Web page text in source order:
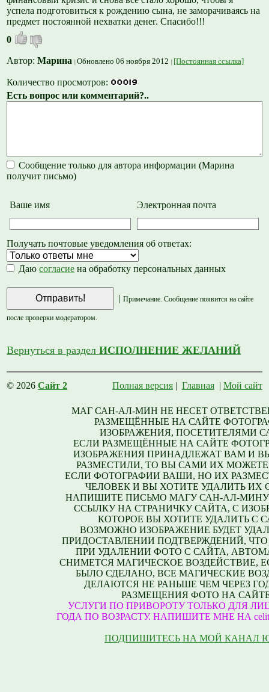
успела подготовиться к рождению сына, не заморачиваясь на
предмет постоянной нехватки денег. Спасибо!!!
0
Автор:Марина Обновлено 06 ноября 2012 [Постоянная ссылка]
Количество просмотров:
Есть вопрос или комментарий?..
Сообщение только для автора информации (Марина
получит письмо)
Ваше имя Электронная почта
Получать почтовые уведомления об ответах:
Даюсогласие на обработку персональных данных
| Примечание. Сообщение появится на сайте
после проверки модератором.
Вернуться в разделИСПОЛНЕНИЕ ЖЕЛАНИЙ
© 2026Сайт 2 Полная версия| Главная| Мой сайт
МАГ САН-АЛ-МИН НЕ НЕСЕТ
РАЗМЕЩЁННЫЕ НА САЙТЕ
ИЗОБРАЖЕНИЯ, ПОСЕТИТЕЛЯМИ
ЕСЛИ РАЗМЕЩЁННЫЕ НА САЙТЕ
ИЗОБРАЖЕНИЯ ПРИНАДЛЕЖАТ ВАМ И
РАЗМЕСТИЛИ, ТО ВЫ САМИ ИХ МОЖЕТЕ
ЕСЛИ ФОТОГРАФИИ ВАШИ, НО ИХ
ЧЕЛОВЕК И ВЫ ХОТИТЕ УДАЛИТЬ ИХ
НАПИШИТЕ ПИСЬМО МАГУ САН-АЛ-
ССЫЛКУ НА СТРАНИЧКУ САЙТА, С
КОТОРОЕ ВЫ ХОТИТЕ УДАЛИТЬ С
ВОЗМОЖНО ИЗОБРАЖЕНИЕ БУДЕТ
ПРИДОСТАВЛЕНИИ ПОДТВЕРЖДЕНИЙ,
ПРИ УДАЛЕНИИ ФОТО С САЙТА,
СНИМЕТСЯ МАГИЧЕСКОЕ ВОЗДЕЙСТВИЕ,
БЫЛО СДЕЛАНО, ВСЕ МАГИЧЕСКИЕ
ДЕЛАЮТСЯ НЕ РАНЬШЕ ЧЕМ ЧЕРЕЗ
РАЗМЕЩЕНИЯ ФОТО НА
УСЛУГИ ПО ПРИВОРОТУ ТОЛЬКО ДЛЯ
ГОДА ПО ВОЗРАСТУ. НАПИШИТЕ МНЕ НА
ПОДПИШИТЕСЬ НА МОЙ КАНАЛ